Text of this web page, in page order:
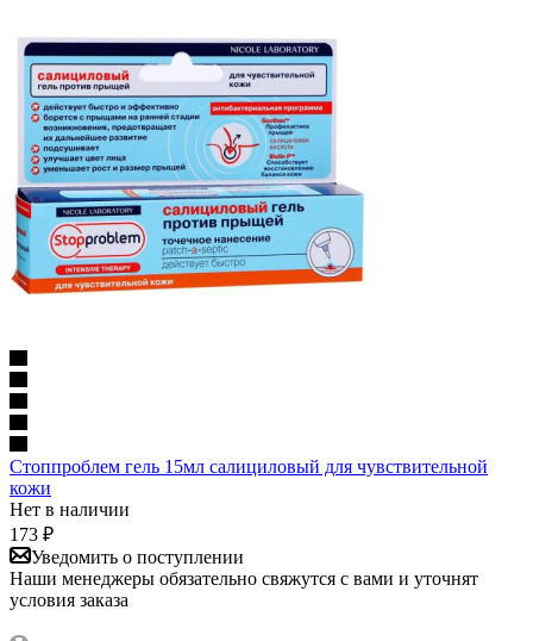
Стоппроблем гель 15мл салициловый для чувствительной
кожи
Нет в наличии
173 ₽
Уведомить о поступлении
Наши менеджеры обязательно свяжутся с вами и уточнят
условия заказа